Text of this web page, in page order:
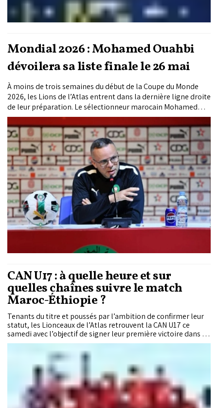
Mondial 2026 : Mohamed Ouahbi
dévoilera sa liste finale le 26 mai
À moins de trois semaines du début de la Coupe du Monde
2026, les Lions de l’Atlas entrent dans la dernière ligne droite
de leur préparation. Le sélectionneur marocain Mohamed
Ouahbi annoncera, le 26 mai prochain, la liste officielle des
26 joueurs retenus pour défendre les couleurs du Maroc aux
États-Unis.
CAN U17 : à quelle heure et sur
quelles chaînes suivre le match
Maroc-Éthiopie ?
Tenants du titre et poussés par l’ambition de confirmer leur
statut, les Lionceaux de l’Atlas retrouvent la CAN U17 ce
samedi avec l’objectif de signer leur première victoire dans la
compétition. Après leur nul face à la Tunisie (1-1), les jeunes
Marocains affrontent une sélection éthiopienne également
en quête d’un premier succès après avoir tenu l’Égypte en
échec (0-0) lors de la première journée.